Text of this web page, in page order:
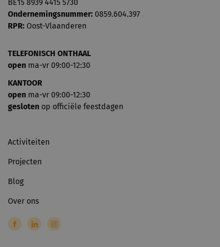
BE15 8939 4415 5730
Ondernemingsnummer: 0859.604.397
RPR: Oost-Vlaanderen
TELEFONISCH ONTHAAL
open ma-vr 09:00-12:30
KANTOOR
open ma-vr 09:00-12:30
gesloten op officiële feestdagen
Activiteiten
Projecten
Blog
Over ons